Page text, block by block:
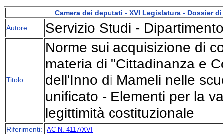
Camera dei deputati - XVI Legislatura - Dossier
Autore:
Servizio Studi -
Titolo:
Norme sui acquisizione di
materia di "Cittadinanza e
dell'Inno di Mameli nelle
unificato - Elementi per la
legittimità costituzionale
Riferimenti: AC N. 4117/XVI